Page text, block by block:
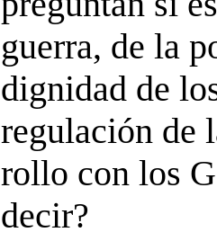
guerra, de la
dignidad de
regulación de
rollo con los
decir?